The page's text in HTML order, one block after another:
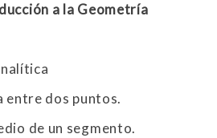
a la Geometría
entre dos puntos.
de un segmento.